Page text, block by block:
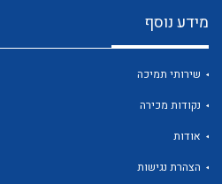
מידע נוסף
שירותי תמיכה
נקודות מכירה
אודות
הצהרת נגישות